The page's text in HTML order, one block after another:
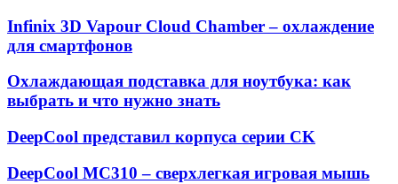
Infinix 3D Vapour Cloud Chamber – охлаждение
для смартфонов
Охлаждающая подставка для ноутбука: как
выбрать и что нужно знать
DeepCool представил корпуса серии CK
DeepCool MC310 – сверхлегкая игровая мышь